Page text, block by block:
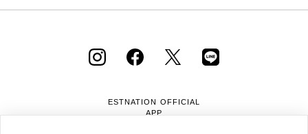
ESTNATION OFFICIAL
APP